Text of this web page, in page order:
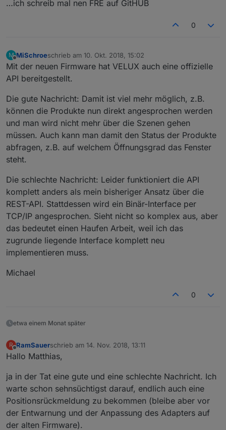
…ich schreib mal nen FRE auf GitHUB
0
M
Offline
MiSchroeschrieb am 10. Okt. 2018, 15:02
zuletzt editiert von
Mit der neuen Firmware hat VELUX auch eine offizielle
API bereitgestellt.
Die gute Nachricht: Damit ist viel mehr möglich, z.B.
können die Produkte nun direkt angesprochen werden
und man wird nicht mehr über die Szenen gehen
müssen. Auch kann man damit den Status der Produkte
abfragen, z.B. auf welchem Öffnungsgrad das Fenster
steht.
Die schlechte Nachricht: Leider funktioniert die API
komplett anders als mein bisheriger Ansatz über die
REST-API. Stattdessen wird ein Binär-Interface per
TCP/IP angesprochen. Sieht nicht so komplex aus, aber
das bedeutet einen Haufen Arbeit, weil ich das
zugrunde liegende Interface komplett neu
implementieren muss.
Michael
0
etwa einem Monat später
R
Offline
RamSauerschrieb am 14. Nov. 2018, 13:11
zuletzt editiert von
Hallo Matthias,
ja in der Tat eine gute und eine schlechte Nachricht. Ich
warte schon sehnsüchtigst darauf, endlich auch eine
Positionsrückmeldung zu bekommen (bleibe aber vor
der Entwarnung und der Anpassung des Adapters auf
der alten Firmware).